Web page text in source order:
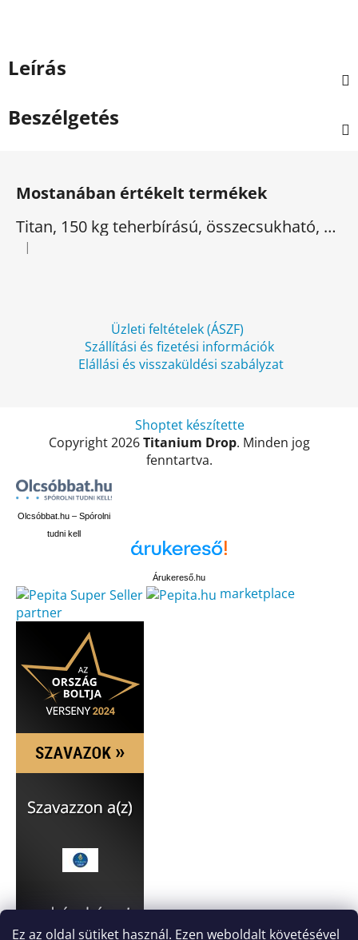
Ez az oldal sütiket használ. Ezen weboldalt követésével
Leírás
Beszélgetés
Mostanában értékelt termékek
Titan, 150 kg teherbírású, összecsukható, elektromos háromkerekű
A termék értékelése 5-ből 5 csillag.
|
Üzleti feltételek (ÁSZF)
Szállítási és fizetési információk
Elállási és visszaküldési szabályzat
Shoptet készítette
Copyright 2026Titanium Drop. Minden jog
fenntartva.
Olcsóbbat.hu – Spórolni
tudni kell
Árukereső.hu
marketplace
partner